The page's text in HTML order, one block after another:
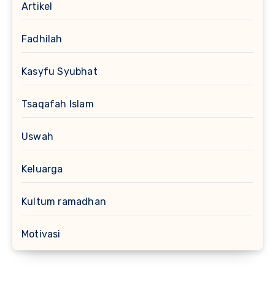
Artikel
Fadhilah
Kasyfu Syubhat
Tsaqafah Islam
Uswah
Keluarga
Kultum ramadhan
Motivasi